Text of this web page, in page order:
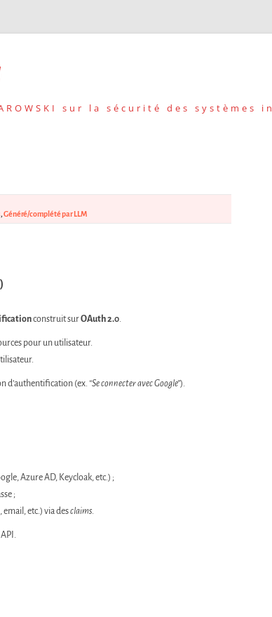
sur la sécurité des systèmes
,Généré/complété par LLM
construit surOAuth 2.0.
pour un utilisateur.
d’authentification (ex. “Se connecter avec Google”).
Azure AD, Keycloak, etc.) ;
;
email, etc.) via desclaims.